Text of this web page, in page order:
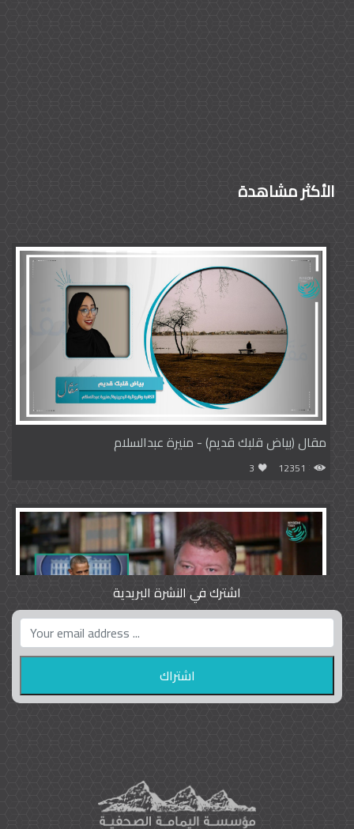
الأكثر مشاهدة
مقال (بياض قلبك قديم) - منيرة عبدالسلام
12351
3
واشنطن بوست واللوبي المزدوج
اشترك في النشرة البريدية